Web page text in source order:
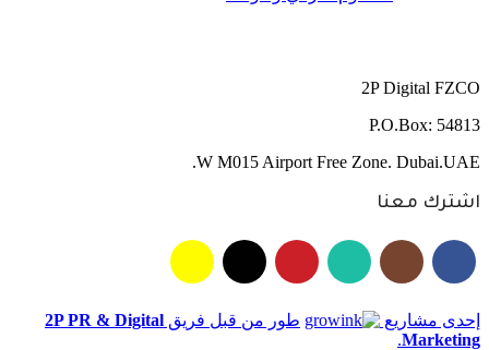
2P Digital FZCO
P.O.Box: 54813
W M015 Airport Free Zone. Dubai.UAE.
اشترك معنا
إحدى مشاريع طور من قبل فريق 2P PR & Digital
Marketing
.